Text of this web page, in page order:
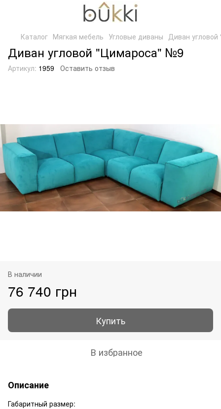
Каталог Мягкая мебель Угловые диваны Диван
Диван угловой "Цимароса" №9
Артикул: 1959 Оставить отзыв
В наличии
76 740 грн
Купить
В избранное
Описание
Габаритный размер: